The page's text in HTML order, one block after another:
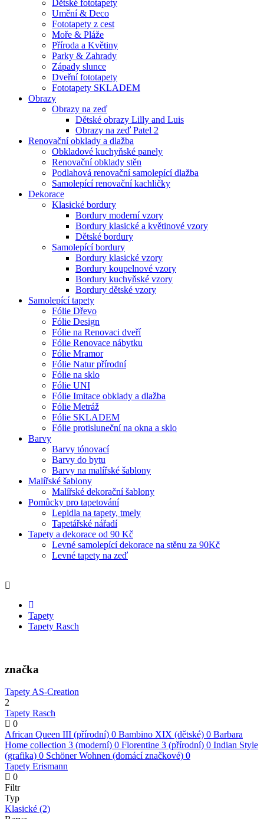
Dětské fototapety
Umění & Deco
Fototapety z cest
Moře & Pláže
Příroda a Květiny
Parky & Zahrady
Západy slunce
Dveřní fototapety
Fototapety SKLADEM
Obrazy
Obrazy na zeď
Dětské obrazy Lilly and Luis
Obrazy na zeď Patel 2
Renovační obklady a dlažba
Obkladové kuchyňské panely
Renovační obklady stěn
Podlahová renovační samolepící dlažba
Samolepící renovační kachličky
Dekorace
Klasické bordury
Bordury moderní vzory
Bordury klasické a květinové vzory
Dětské bordury
Samolepící bordury
Bordury klasické vzory
Bordury koupelnové vzory
Bordury kuchyňské vzory
Bordury dětské vzory
Samolepící tapety
Fólie Dřevo
Fólie Design
Fólie na Renovaci dveří
Fólie Renovace nábytku
Fólie Mramor
Fólie Natur přírodní
Fólie na sklo
Fólie UNI
Fólie Imitace obklady a dlažba
Fólie Metráž
Fólie SKLADEM
Fólie protisluneční na okna a sklo
Barvy
Barvy tónovací
Barvy do bytu
Barvy na malířské šablony
Malířské šablony
Malířské dekorační šablony
Pomůcky pro tapetování
Lepidla na tapety, tmely
Tapetářské nářadí
Tapety a dekorace od 90 Kč
Levné samolepící dekorace na stěnu za 90Kč
Levné tapety na zeď
Tapety
Tapety Rasch
značka
Tapety AS-Creation
2
Tapety Rasch
0
African Queen III (přírodní) 0 Bambino XIX (dětské) 0 Barbara
Home collection 3 (moderní) 0 Florentine 3 (přírodní) 0 Indian Style
(grafika) 0 Schöner Wohnen (domácí značkové) 0
Tapety Erismann
0
Filtr
Typ
Klasické (2)